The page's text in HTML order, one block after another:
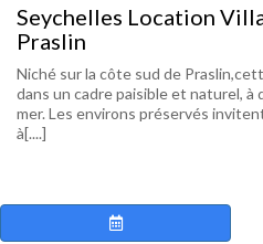
Seychelles Location
Praslin
Niché sur la côte sud de
dans un cadre paisible et naturel, à
mer. Les environs préservés
à[....]